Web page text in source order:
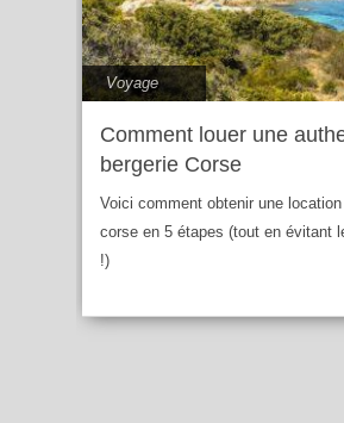
Voyage
Comment louer une
bergerie Corse
Voici comment obtenir une
corse en 5 étapes (tout en évitant
!)